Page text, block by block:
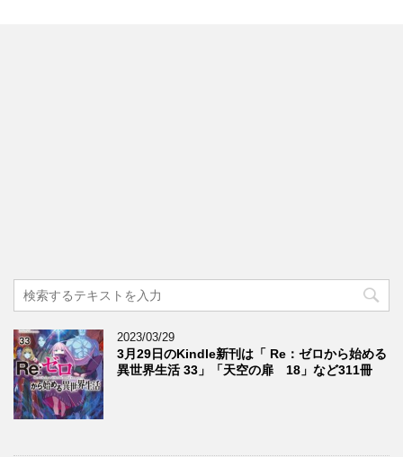
2023/03/29
3月29日のKindle新刊は「 Re：ゼロから始める
異世界生活 33」「天空の扉 18」など311冊